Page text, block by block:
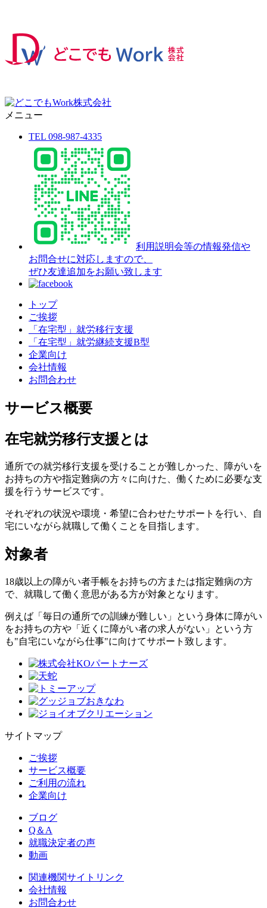
メニュー
TEL 098-987-4335
利用説明会等の情報発信や
お問合せに対応しますので、
ぜひ友達追加をお願い致します
トップ
ご挨拶
「在宅型」就労移行支援
「在宅型」就労継続支援B型
企業向け
会社情報
お問合わせ
サービス概要
在宅就労移行支援とは
通所での就労移行支援を受けることが難しかった、障がいを
お持ちの方や指定難病の方々に向けた、働くために必要な支
援を行うサービスです。
それぞれの状況や環境・希望に合わせたサポートを行い、自
宅にいながら就職して働くことを目指します。
対象者
18歳以上の障がい者手帳をお持ちの方または指定難病の方
で、就職して働く意思がある方が対象となります。
例えば「毎日の通所での訓練が難しい」という身体に障がい
をお持ちの方や「近くに障がい者の求人がない」という方
も"自宅にいながら仕事"に向けてサポート致します。
サイトマップ
ご挨拶
サービス概要
ご利用の流れ
企業向け
ブログ
Q＆A
就職決定者の声
動画
関連機関サイトリンク
会社情報
お問合わせ